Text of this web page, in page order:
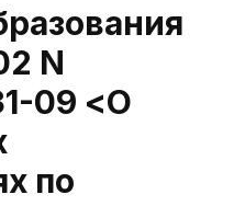
N
09 <О
по